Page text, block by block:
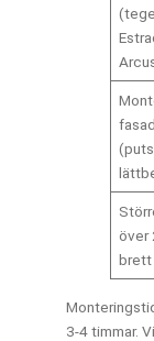
över
brett
3-4 timmar.